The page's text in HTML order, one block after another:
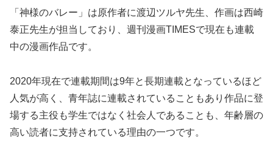
「神様のバレー」は原作者に渡辺ツルヤ先生、作画は西崎
泰正先生が担当しており、週刊漫画TIMESで現在も連載
中の漫画作品です。
2020年現在で連載期間は9年と長期連載となっているほど
人気が高く、青年誌に連載されていることもあり作品に登
場する主役も学生ではなく社会人であることも、年齢層の
高い読者に支持されている理由の一つです。